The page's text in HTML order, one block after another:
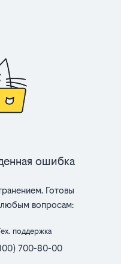
ошибка
Готовы
любым вопросам:
поддержка
700-80-00